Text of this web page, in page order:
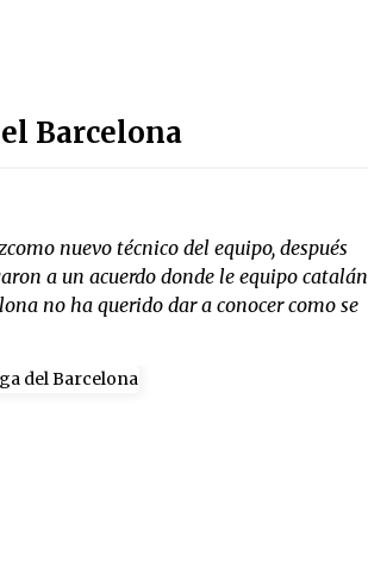
Barcelona
nuevo técnico del equipo, después
a un acuerdo donde le equipo catalán
no ha querido dar a conocer como se